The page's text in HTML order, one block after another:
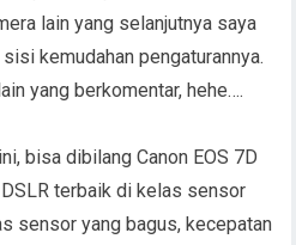
lain yang selanjutnya saya
kemudahan pengaturannya.
yang berkomentar, hehe….
bisa dibilang Canon EOS 7D
terbaik di kelas sensor
sensor yang bagus, kecepatan